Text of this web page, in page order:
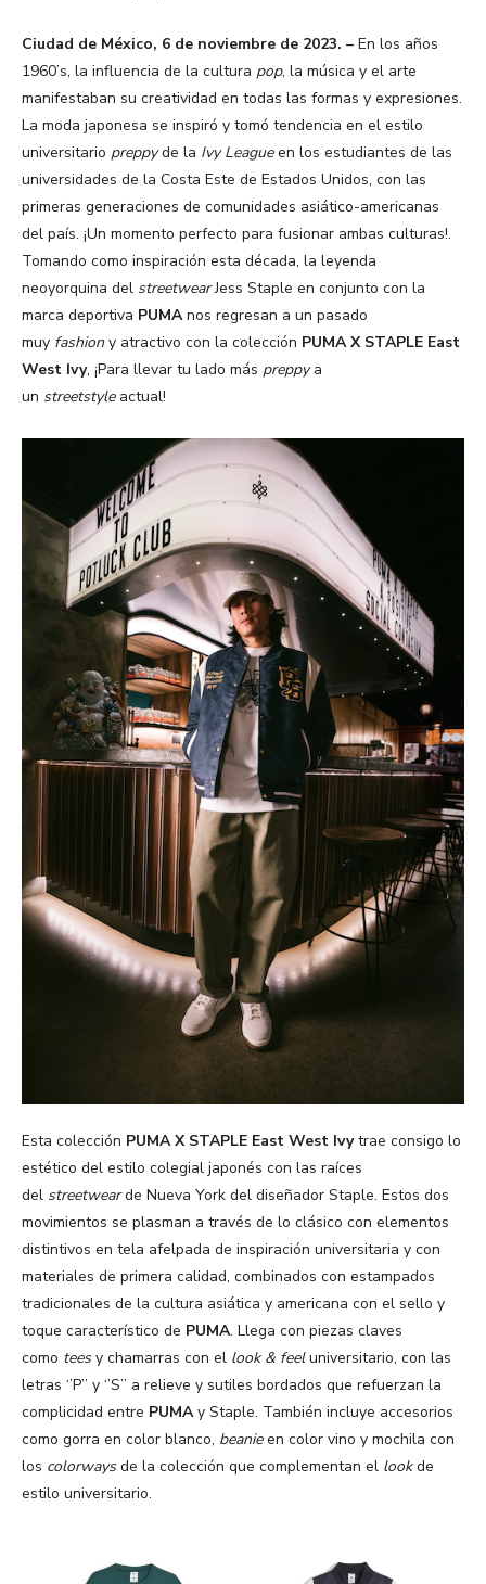
Ciudad de México, 6 de noviembre de 2023. – En los años
1960’s, la influencia de la cultura pop, la música y el arte
manifestaban su creatividad en todas las formas y expresiones.
La moda japonesa se inspiró y tomó tendencia en el estilo
universitario preppyde la Ivy Leagueen los estudiantes de las
universidades de la Costa Este de Estados Unidos, con las
primeras generaciones de comunidades asiático-americanas
del país. ¡Un momento perfecto para fusionar ambas culturas!.
Tomando como inspiración esta década, la leyenda
neoyorquina del streetwearJess Staple en conjunto con la
marca deportiva PUMAnos regresan a un pasado
muy fashiony atractivo con la colección PUMA X STAPLE East
West Ivy, ¡Para llevar tu lado más preppya
un streetstyleactual!
Esta colección PUMA X STAPLE East West Ivytrae consigo lo
estético del estilo colegial japonés con las raíces
del streetwearde Nueva York del diseñador Staple. Estos dos
movimientos se plasman a través de lo clásico con elementos
distintivos en tela afelpada de inspiración universitaria y con
materiales de primera calidad, combinados con estampados
tradicionales de la cultura asiática y americana con el sello y
toque característico de PUMA. Llega con piezas claves
como teesy chamarras con el look & feeluniversitario, con las
letras ‘’P’’ y ‘’S’’ a relieve y sutiles bordados que refuerzan la
complicidad entre PUMAy Staple. También incluye accesorios
como gorra en color blanco, beanieen color vino y mochila con
los colorwaysde la colección que complementan el lookde
estilo universitario.